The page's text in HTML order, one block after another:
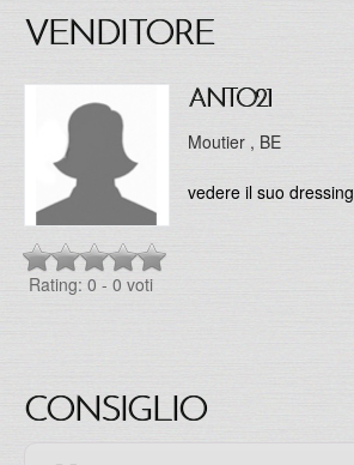
VENDITORE
ANTO21
Moutier , BE
vedere il suo dressing
Rating: 0 - 0 voti
CONSIGLIO